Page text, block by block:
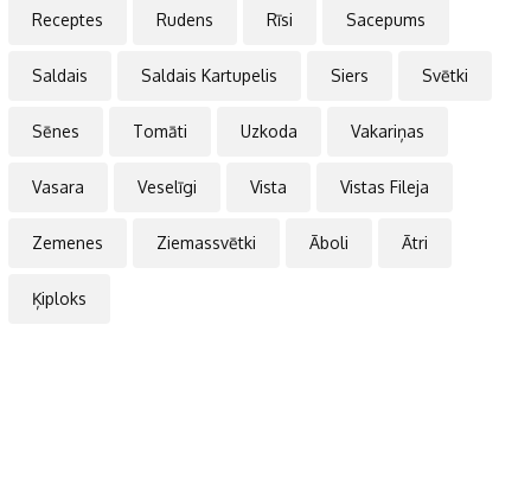
Receptes Rudens Rīsi Sacepums
Saldais Saldais Kartupelis Siers Svētki
Sēnes Tomāti Uzkoda Vakariņas
Vasara Veselīgi Vista Vistas Fileja
Zemenes Ziemassvētki Āboli Ātri
Ķiploks